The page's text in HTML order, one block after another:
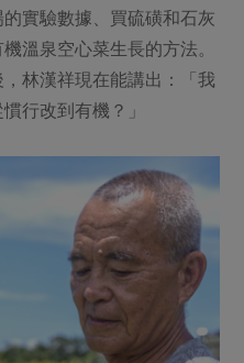
實驗數據、買硫磺和石灰
溫泉空心菜生長的方法。
林漢祥現在能講出：「我
行改到有機？」